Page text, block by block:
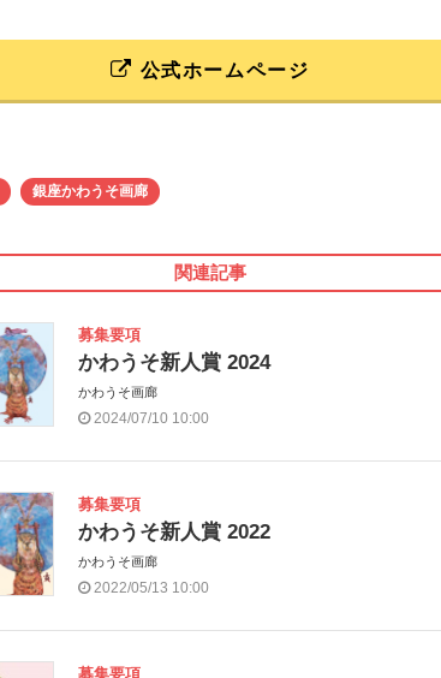
公式ホームページ
銀座かわうそ画廊
関連記事
募集要項
かわうそ新人賞 2024
かわうそ画廊
2024/07/10 10:00
募集要項
かわうそ新人賞 2022
かわうそ画廊
2022/05/13 10:00
募集要項